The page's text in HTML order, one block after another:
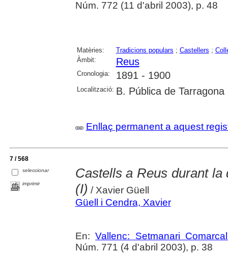
Núm. 772 (11 d'abril 2003), p. 48
Matèries: Tradicions populars ; Castellers ;
Àmbit:
Reus
Cronologia: 1891 - 1900
Localització: B. Pública de Tarragona
Enllaç permanent a aquest
7 / 568
seleccionar
imprimir
Castells a Reus durant
(I) / Xavier Güell
Güell i Cendra, Xavier
En:Vallenc: Setmanari
Núm. 771 (4 d'abril 2003), p. 38